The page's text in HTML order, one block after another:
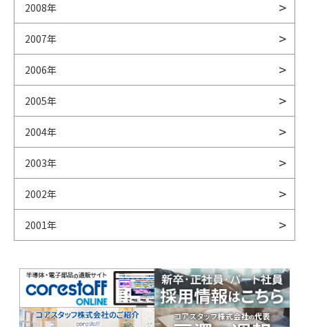
2008年
2007年
2006年
2005年
2004年
2003年
2002年
2001年